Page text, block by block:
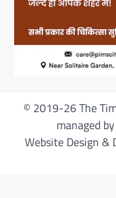
© 2019-26 The
managed
Website Design &